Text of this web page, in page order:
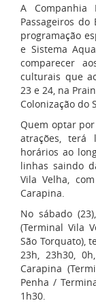
A Companhia
Passageiros do
programação
e Sistema
comparecer
culturais que
23 e 24, na
Colonização do
Quem optar
atrações, terá
horários ao
linhas saindo
Vila Velha,
Carapina.
No sábado
(Terminal Vila
São Torquato),
23h, 23h30,
Carapina
Penha /
1h30.